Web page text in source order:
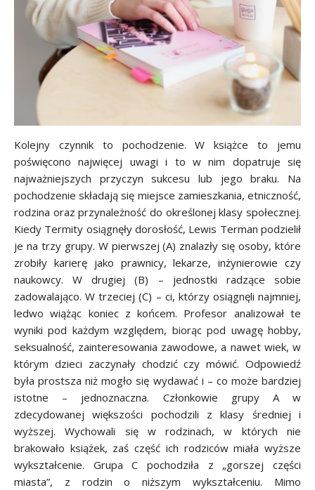
Kolejny czynnik to pochodzenie. W książce to jemu
poświęcono najwięcej uwagi i to w nim dopatruje się
najważniejszych przyczyn sukcesu lub jego braku. Na
pochodzenie składają się miejsce zamieszkania, etniczność,
rodzina oraz przynależność do określonej klasy społecznej.
Kiedy Termity osiągnęły dorosłość, Lewis Terman podzielił
je na trzy grupy. W pierwszej (A) znalazły się osoby, które
zrobiły karierę jako prawnicy, lekarze, inżynierowie czy
naukowcy. W drugiej (B) – jednostki radzące sobie
zadowalająco. W trzeciej (C) – ci, którzy osiągnęli najmniej,
ledwo wiążąc koniec z końcem. Profesor analizował te
wyniki pod każdym względem, biorąc pod uwagę hobby,
seksualność, zainteresowania zawodowe, a nawet wiek, w
którym dzieci zaczynały chodzić czy mówić. Odpowiedź
była prostsza niż mogło się wydawać i – co może bardziej
istotne – jednoznaczna. Członkowie grupy A w
zdecydowanej większości pochodzili z klasy średniej i
wyższej. Wychowali się w rodzinach, w których nie
brakowało książek, zaś część ich rodziców miała wyższe
wykształcenie. Grupa C pochodziła z „gorszej części
miasta”, z rodzin o niższym wykształceniu. Mimo